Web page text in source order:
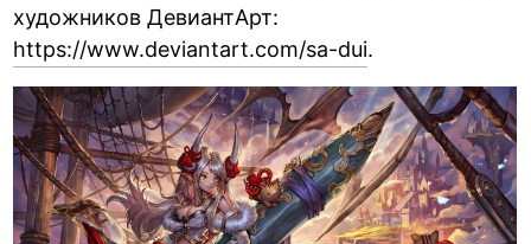
художников ДевиантАрт:
https://www.deviantart.com/sa-dui.